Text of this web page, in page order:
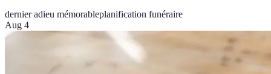
dernier adieu mémorableplanification funéraire
Aug 4